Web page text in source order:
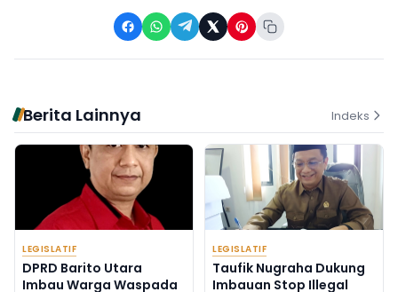
Berita Lainnya Indeks
LEGISLATIF
DPRD Barito Utara
Imbau Warga Waspada
LEGISLATIF
Taufik Nugraha Dukung
Imbauan Stop Illegal